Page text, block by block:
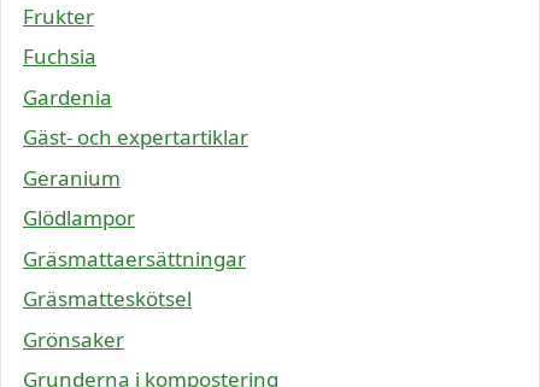
Frukter
Fuchsia
Gardenia
Gäst- och expertartiklar
Geranium
Glödlampor
Gräsmattaersättningar
Gräsmatteskötsel
Grönsaker
Grunderna i kompostering